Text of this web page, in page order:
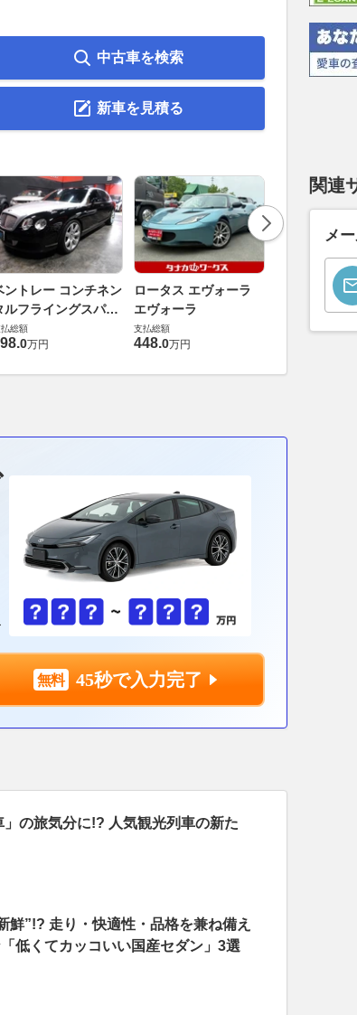
中古車を検索
新車を見積る
ントレー コンチネン
ルフライングスパー
4WD
総額
.0万円
ロータス エヴォーラ
エヴォーラ
支払総額
448.0万円
ダイハツ ム
バス 660 ス
45秒で入力完了
の旅気分に!? 人気観光列車の新た
鮮”!? 走り・快適性・品格を兼ね備え
低くてカッコいい国産セダン」3選
関連
メ